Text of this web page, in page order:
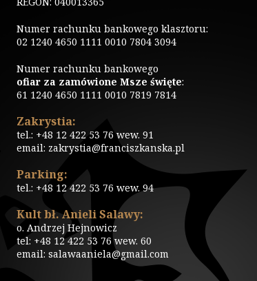
Numer rachunku bankowego klasztoru:
02 1240 4650 1111 0010 7804 3094
Numer rachunku bankowego
ofiar za zamówione Msze święte:
61 1240 4650 1111 0010 7819 7814
Zakrystia:
tel.: +48 12 422 53 76 wew. 91
email: zakrystia@franciszkanska.pl
Parking:
tel.: +48 12 422 53 76 wew. 94
Kult bł. Anieli Salawy:
o. Andrzej Hejnowicz
tel: +48 12 422 53 76 wew. 60
email: salawaaniela@gmail.com